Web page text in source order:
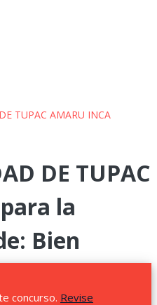
TUPAC AMARU INCA
DE TUPAC
la
Bien
concurso. Revise